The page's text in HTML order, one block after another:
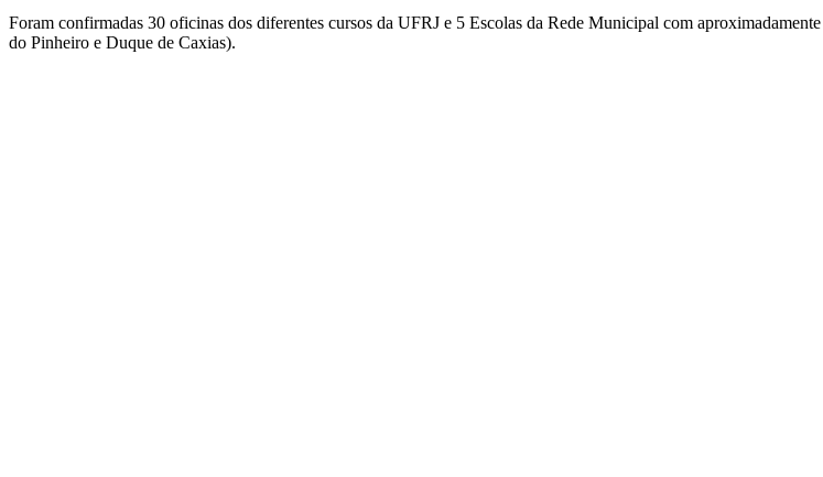
Foram confirmadas 30 oficinas dos diferentes cursos da UFRJ e 5 Escolas da Rede Municipal com
do Pinheiro e Duque de Caxias).